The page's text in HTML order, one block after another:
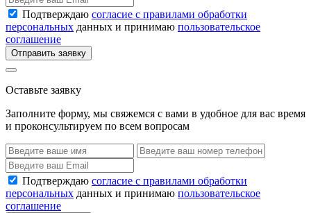
Подтверждаю согласие с правилами обработки
персональных данных и принимаю пользовательское
соглашение
Отправить заявку
Оставьте заявку
Заполните форму, мы свяжемся с вами в удобное для вас время
и проконсультируем по всем вопросам
Подтверждаю согласие с правилами обработки
персональных данных и принимаю пользовательское
соглашение